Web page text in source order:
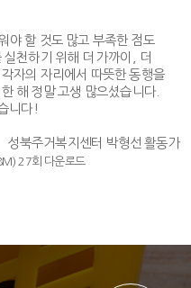
야 할 것도 많고 부족한 점도
천하기 위해 더 가까이
더
각자의 자리에서 따뜻한 동행을
한 해 정말 고생 많으셨습니다.
니다 !
성북주거복지센터 박형선 활동가
27회 다운로드